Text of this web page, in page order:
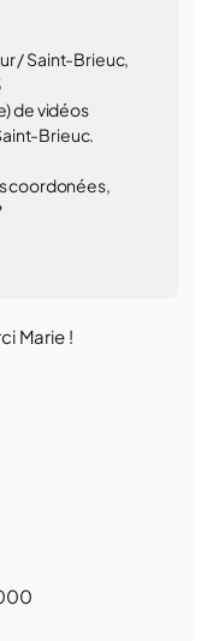
/ Saint-Brieuc,
de vidéos
Brieuc.
coordonées,
Marie !